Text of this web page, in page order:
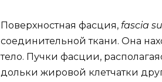
Поверхностная фасция, fascia
соединительной ткани. Она
тело. Пучки фасции,
дольки жировой клетчатки